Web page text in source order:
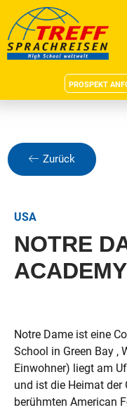
PROSPEKT
Zurück
USA
NOTRE
ACADEMY
Notre Dame ist eine
School in Green Bay ,
Einwohner) liegt am
und ist die Heimat der
berühmten American